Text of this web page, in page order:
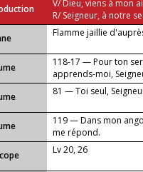
V/ Dieu, viens à mon
R/ Seigneur, à notre
...
Flamme jaillie
118-17 — Pour ton
apprends-moi,
81 — Toi seul,
119 — Dans mon
me répond.
Lv 20, 26